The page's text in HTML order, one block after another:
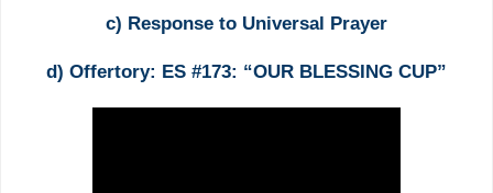
c) Response to Universal Prayer
d) Offertory: ES #173: “OUR BLESSING CUP”